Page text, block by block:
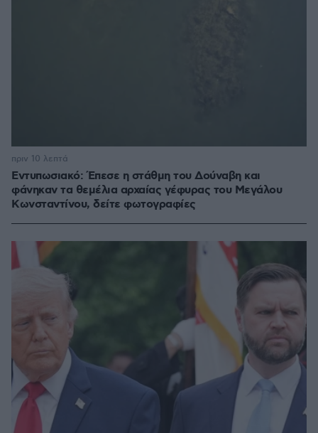
Εντυπωσιακό: Έπεσε η στάθμη του Δούναβη και
φάνηκαν τα θεμέλια αρχαίας γέφυρας του Μεγάλου
Κωνσταντίνου, δείτε φωτογραφίες
πριν 10 λεπτά